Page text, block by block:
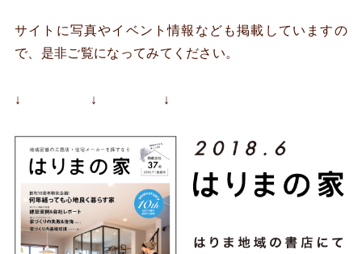
サイトに写真やイベント情報なども掲載していますの
で、是非ご覧になってみてください。
↓ ↓ ↓